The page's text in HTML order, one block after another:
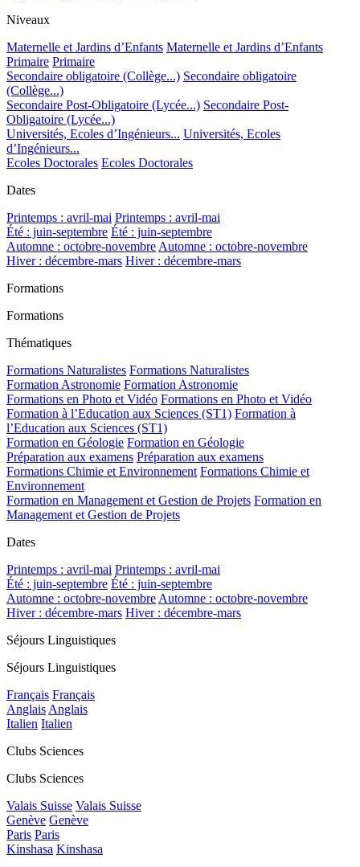
Niveaux
Maternelle et Jardins d’Enfants Maternelle et Jardins d’Enfants
Primaire Primaire
Secondaire obligatoire (Collège...) Secondaire obligatoire
(Collège...)
Secondaire Post-Obligatoire (Lycée...) Secondaire Post-
Obligatoire (Lycée...)
Universités, Ecoles d’Ingénieurs... Universités, Ecoles
d’Ingénieurs...
Ecoles Doctorales Ecoles Doctorales
Dates
Printemps : avril-mai Printemps : avril-mai
Été : juin-septembre Été : juin-septembre
Automne : octobre-novembre Automne : octobre-novembre
Hiver : décembre-mars Hiver : décembre-mars
Formations
Formations
Thématiques
Formations Naturalistes Formations Naturalistes
Formation Astronomie Formation Astronomie
Formations en Photo et Vidéo Formations en Photo et Vidéo
Formation à l’Education aux Sciences (ST1) Formation à
l’Education aux Sciences (ST1)
Formation en Géologie Formation en Géologie
Préparation aux examens Préparation aux examens
Formations Chimie et Environnement Formations Chimie et
Environnement
Formation en Management et Gestion de Projets Formation en
Management et Gestion de Projets
Dates
Printemps : avril-mai Printemps : avril-mai
Été : juin-septembre Été : juin-septembre
Automne : octobre-novembre Automne : octobre-novembre
Hiver : décembre-mars Hiver : décembre-mars
Séjours Linguistiques
Séjours Linguistiques
Français Français
Anglais Anglais
Italien Italien
Clubs Sciences
Clubs Sciences
Valais Suisse Valais Suisse
Genève Genève
Paris Paris
Kinshasa Kinshasa